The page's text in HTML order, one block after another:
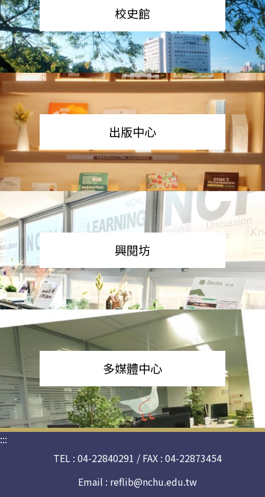
校史館
出版中心
興閱坊
多媒體中心
:::
TEL : 04-22840291 / FAX : 04-22873454
Email : reflib@nchu.edu.tw